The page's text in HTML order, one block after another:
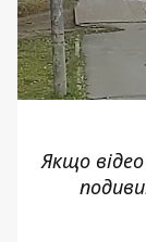
Якщо